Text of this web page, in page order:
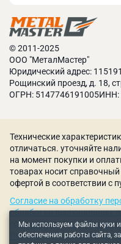
станции
пиковых нагрузках,
бесперебойную
Удобство
обучение
ошибок.
© 2011-2025
ООО "МеталМастер"
Юридический адрес:
Рощинский проезд, д. 18,
ОГРН: 5147746191005ИНН:
Мы используем файлы куки
обеспечения работы сайта,
Технические
отличаться. уточняйте
на момент покупки и
товарах носит справочный
офертой в соответствии с
Согласие на обработку
обработки персональных
соглашение|Политика
Рекомендательные